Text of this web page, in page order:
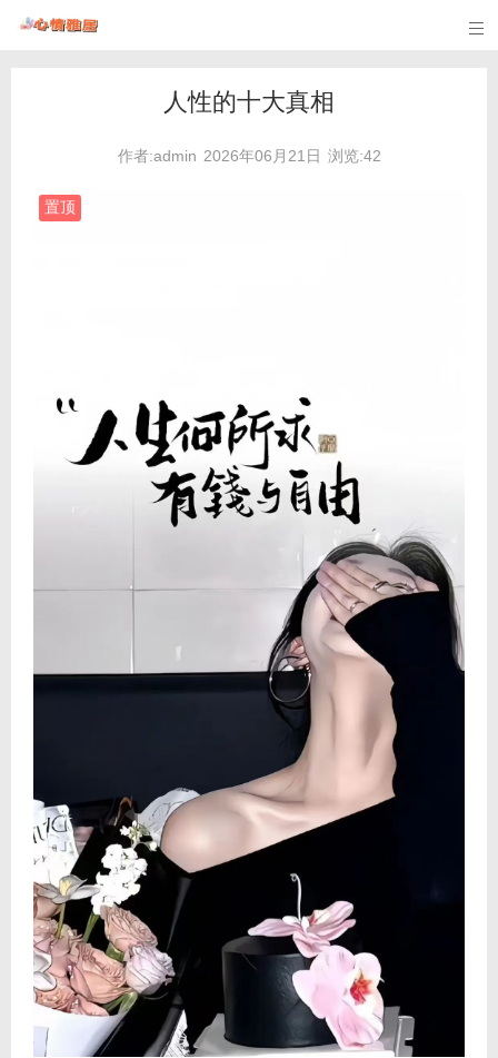

人性的十大真相
作者:admin 2026年06月21日 浏览:42
置顶